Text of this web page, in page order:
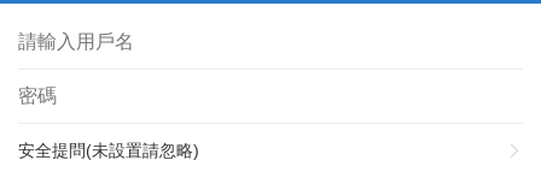
安全提問(未設置請忽略)